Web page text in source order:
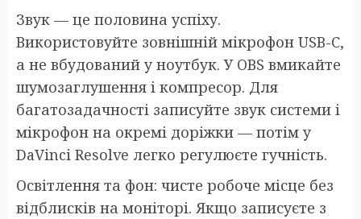
Звук — це половина успіху.
Використовуйте зовнішній мікрофон USB-C,
а не вбудований у ноутбук. У OBS вмикайте
шумозаглушення і компресор. Для
багатозадачності записуйте звук системи і
мікрофон на окремі доріжки — потім у
DaVinci Resolve легко регулюєте гучність.
Освітлення та фон: чисте робоче місце без
відблисків на моніторі. Якщо записуєте з